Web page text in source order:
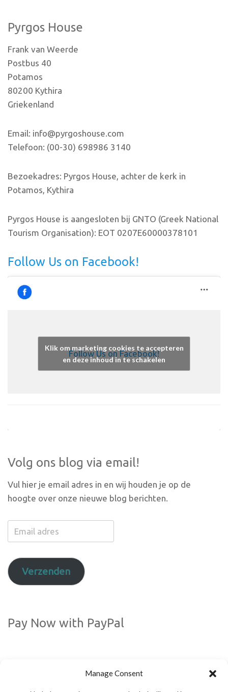
Manage Consent
Pyrgos House
Frank van Weerde
Postbus 40
Potamos
80200 Kythira
Griekenland
Email: info@pyrgoshouse.com
Telefoon: (00-30) 698986 3140
Bezoekadres: Pyrgos House, achter de kerk in
Potamos, Kythira
Pyrgos House is aangesloten bij GNTO (Greek National
Tourism Organisation): EOT 0207E60000378101
Follow Us on Facebook!
Follow Us on Facebook!
Klik om marketing cookies te accepteren
en deze inhoud in te schakelen
Volg ons blog via email!
Vul hier je email adres in en wij houden je op de
hoogte over onze nieuwe blog berichten.
Email
adres
Verzenden
Pay Now with PayPal